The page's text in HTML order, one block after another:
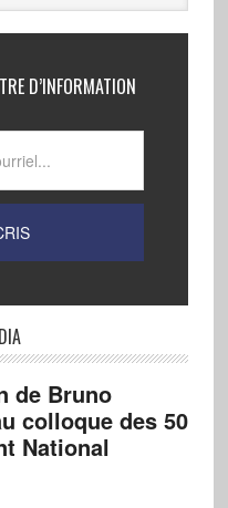
D’INFORMATION
de Bruno
colloque des 50
National